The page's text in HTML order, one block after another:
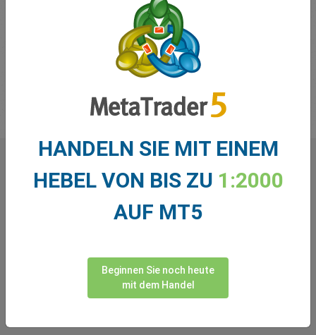
Wenn Sie Fragen oder Bedenken haben, können Sie sich
gerne an unser kompetentes Kundendienstteam wenden,
das unseren Kunden eines der besten Kundenerlebnisse der
Was unsereTraderüber uns
sagen
HANDELN SIE MIT EINEM
HEBEL VON BIS ZU 1:2000
AUF MT5
Beginnen Sie noch heute
mit dem Handel